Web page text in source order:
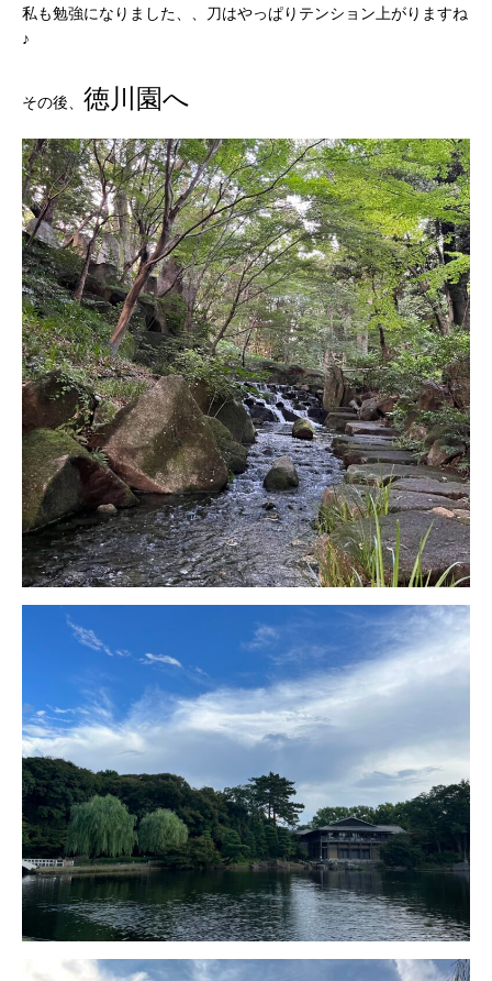
私も勉強になりました、、刀はやっぱりテンション上がりますね
♪
その後、 徳川園へ